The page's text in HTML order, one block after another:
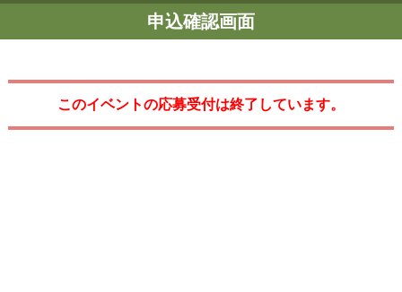
申込確認画面
このイベントの応募受付は終了しています。